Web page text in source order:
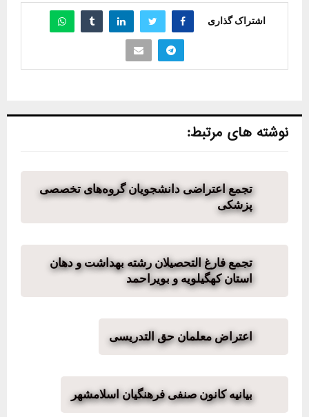
اشتراک گذاری
نوشته های مرتبط:
تجمع اعتراضی دانشجویان گروه‌های تخصصی
پزشکی
تجمع فارغ التحصیلان رشته بهداشت و دهان
استان کهگیلویه و بویراحمد
اعتراض معلمان حق التدریسی
بیانیه کانون صنفی فرهنگیان اسلامشهر